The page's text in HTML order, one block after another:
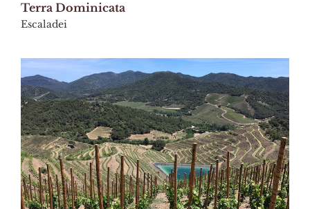
Terra Dominicata
Escaladei